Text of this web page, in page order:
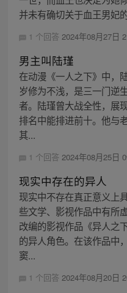
并未有确切关于血王男妃
1 个回答 2024年08月27日
男主叫陆瑾
在动漫《一人之下》中，
岁修为不浅，是三一门逆
者。陆瑾曾大战全性，展
排名中能排进前十。他与
其...
1 个回答 2024年08月25日
现实中存在的异人
现实中不存在真正意义上
些文学、影视作品中有所
改编的影视作品《异人之
的异人角色。在该作品中
窦...
1 个回答 2024年08月20日